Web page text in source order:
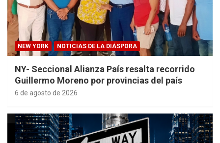
NEW YORK NOTICIAS DE LA DIÁSPORA
NY- Seccional Alianza País resalta recorrido
Guillermo Moreno por provincias del país
6 de agosto de 2026